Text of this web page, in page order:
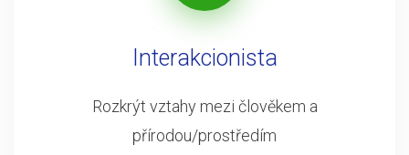
Interakcionista
Rozkrýt vztahy mezi člověkem a
přírodou/prostředím